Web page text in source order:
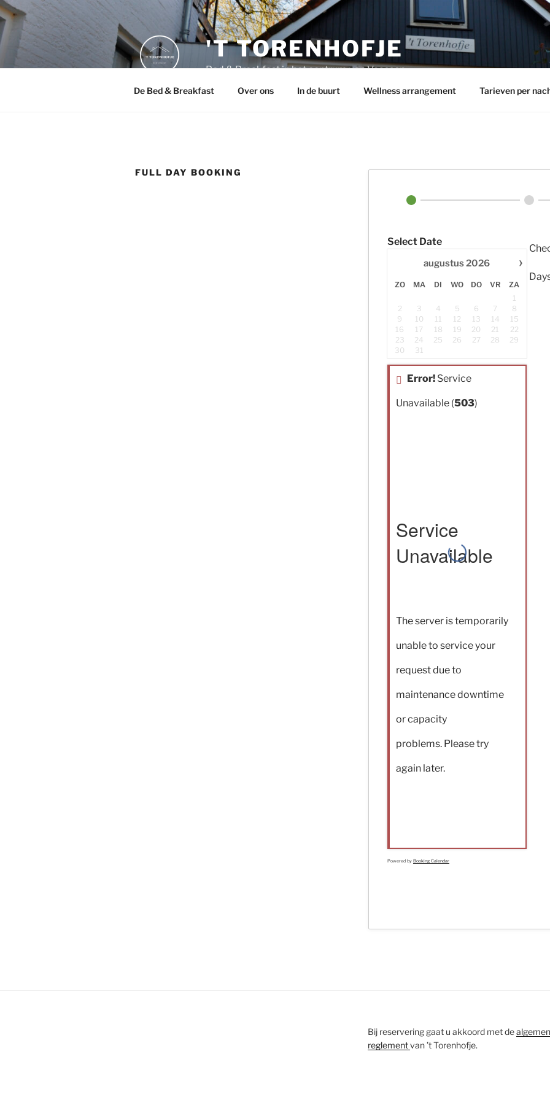
Naar
de
inhoud
springen
'T TORENHOFJE
Bed & Breakfast in het centrum van Vaassen
De Bed & Breakfast Over ons In de buurt Wellness arrangement Tarieven per
FULL DAY BOOKING
Select Date
›
augustus2026
ZO MA DI WO DO VR
ZA
1
2
3 4 5 6 7
8
9
10 11 12 13 14
15
16
17 18 19 20 21
22
23
24 25 26 27 28
29
30
31
Error!Service
Unavailable (503)
Service
Unavailable
The server is temporarily
unable to service your
request due to
maintenance downtime
or capacity
problems. Please try
again later.
Powered by Booking Calendar
Bij reservering gaat u akkoord met de
reglementvan ’t Torenhofje.